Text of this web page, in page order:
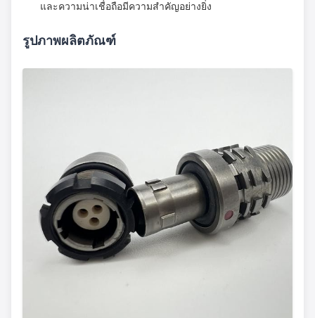
และความน่าเชื่อถือมีความสำคัญอย่างยิ่ง
รูปภาพผลิตภัณฑ์